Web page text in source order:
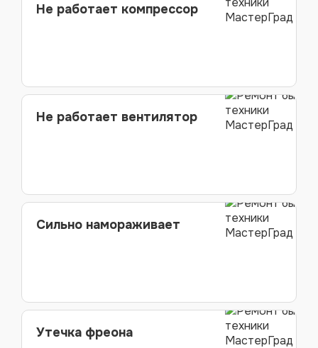
Не работает компрессор
Не работает вентилятор
Сильно намораживает
Утечка фреона